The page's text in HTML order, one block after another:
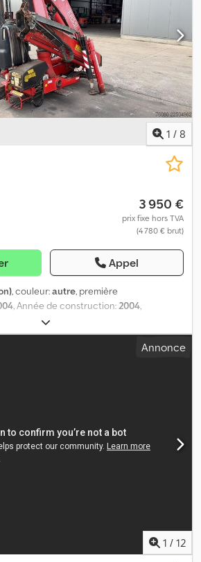
1 / 8
3 950 €
prix fixe hors TVA
(4 780 € brut)
Appel
, couleur:autre, première
, Année de construction:2004,
État technique: très bon État
Hu Ae Ab Ajrf
Annonce
1 / 12